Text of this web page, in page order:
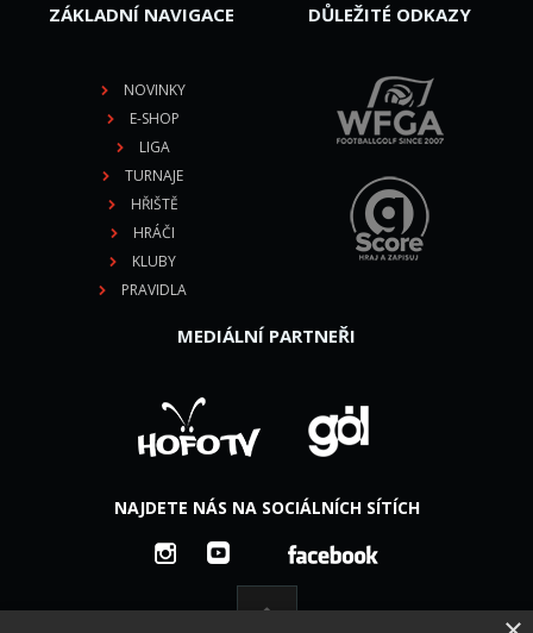
ZÁKLADNÍ NAVIGACE
NOVINKY
E-SHOP
LIGA
TURNAJE
HŘIŠTĚ
HRÁČI
KLUBY
PRAVIDLA
DŮLEŽITÉ ODKAZY
MEDIÁLNÍ PARTNEŘI
NAJDETE NÁS NA SOCIÁLNÍCH SÍTÍCH